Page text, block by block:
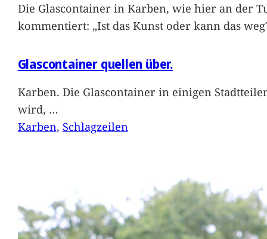
Die Glascontainer in Karben, wie hier an der
kommentiert: „Ist das Kunst oder kann das
Glascontainer quellen über.
Karben. Die Glascontainer in einigen
wird, …
Karben, Schlagzeilen